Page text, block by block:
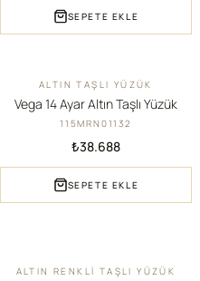
SEPETE EKLE
YENIALTIN TAŞLI YÜZÜK
Vega 14 Ayar Altın Taşlı Yüzük
115MRN01132
₺38.688
SEPETE EKLE
İNDIRIM
ALTIN RENKLI TAŞLI YÜZÜK